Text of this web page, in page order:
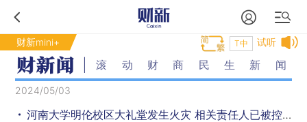
财新mini+ 试听
T中
滚动财商民生新闻
2024/05/03
河南大学明伦校区大礼堂发生火灾 相关责任人已被控制